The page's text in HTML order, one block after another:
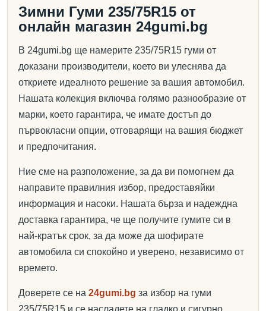
Зимни Гуми 235/75R15 от
онлайн магазин 24gumi.bg
В 24gumi.bg ще намерите 235/75R15 гуми от
доказани производители, което ви улеснява да
откриете идеалното решение за вашия автомобил.
Нашата колекция включва голямо разнообразие от
марки, което гарантира, че имате достъп до
първокласни опции, отговарящи на вашия бюджет
и предпочитания.
Ние сме на разположение, за да ви помогнем да
направите правилния избор, предоставяйки
информация и насоки. Нашата бърза и надеждна
доставка гарантира, че ще получите гумите си в
най-кратък срок, за да може да шофирате
автомобила си спокойно и уверено, независимо от
времето.
Доверете се на 24gumi.bg за избор на гуми
235/75R15 и се насладете на гладко и сигурно